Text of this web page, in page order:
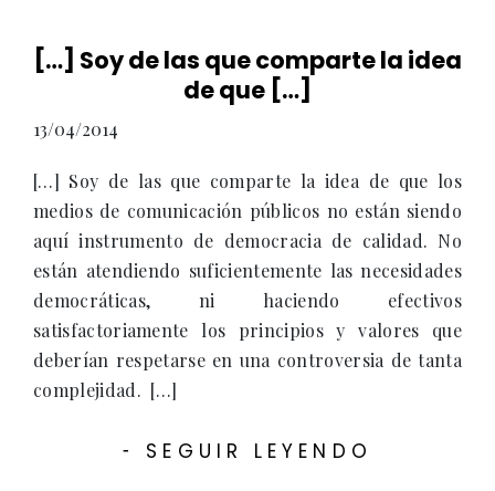
[…] Soy de las que comparte la idea
de que […]
13/04/2014
[…] Soy de las que comparte la idea de que los
medios de comunicación públicos no están siendo
aquí instrumento de democracia de calidad. No
están atendiendo suficientemente las necesidades
democráticas, ni haciendo efectivos
satisfactoriamente los principios y valores que
deberían respetarse en una controversia de tanta
complejidad. […]
- SEGUIR LEYENDO